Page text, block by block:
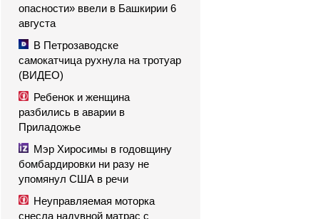
опасности» ввели в Башкирии 6
августа
В Петрозаводске
самокатчица рухнула на тротуар
(ВИДЕО)
Ребенок и женщина
разбились в аварии в
Приладожье
Мэр Хиросимы в годовщину
бомбардировки ни разу не
упомянул США в речи
Неуправляемая моторка
снесла надувной матрас с